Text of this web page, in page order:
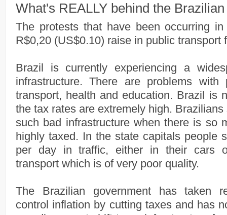
What's REALLY behind the
The protests that have been occurring
R$0,20 (US$0.10) raise in public transport
Brazil is currently experiencing a
infrastructure. There are problems with
transport, health and education. Brazil is
the tax rates are extremely high.
such bad infrastructure when there is so
highly taxed. In the state capitals people
per day in traffic, either in their cars
transport which is of very poor quality.
The Brazilian government has taken
control inflation by cutting taxes and has